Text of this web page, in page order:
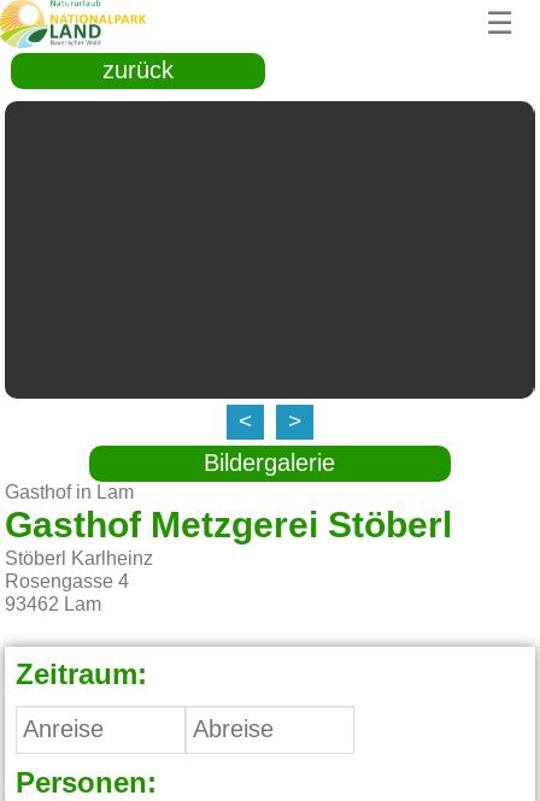
☰
zurück
< >
Bildergalerie
Gasthof in Lam
Gasthof Metzgerei Stöberl
Stöberl Karlheinz
Rosengasse 4
93462 Lam
Zeitraum:
Personen: